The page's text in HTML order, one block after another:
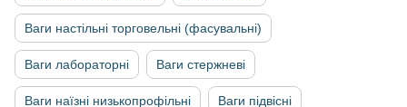
Ваги настільні торговельні (фасувальні)
Ваги лабораторні Ваги стержневі
Ваги наїзні низькопрофільні Ваги підвісні